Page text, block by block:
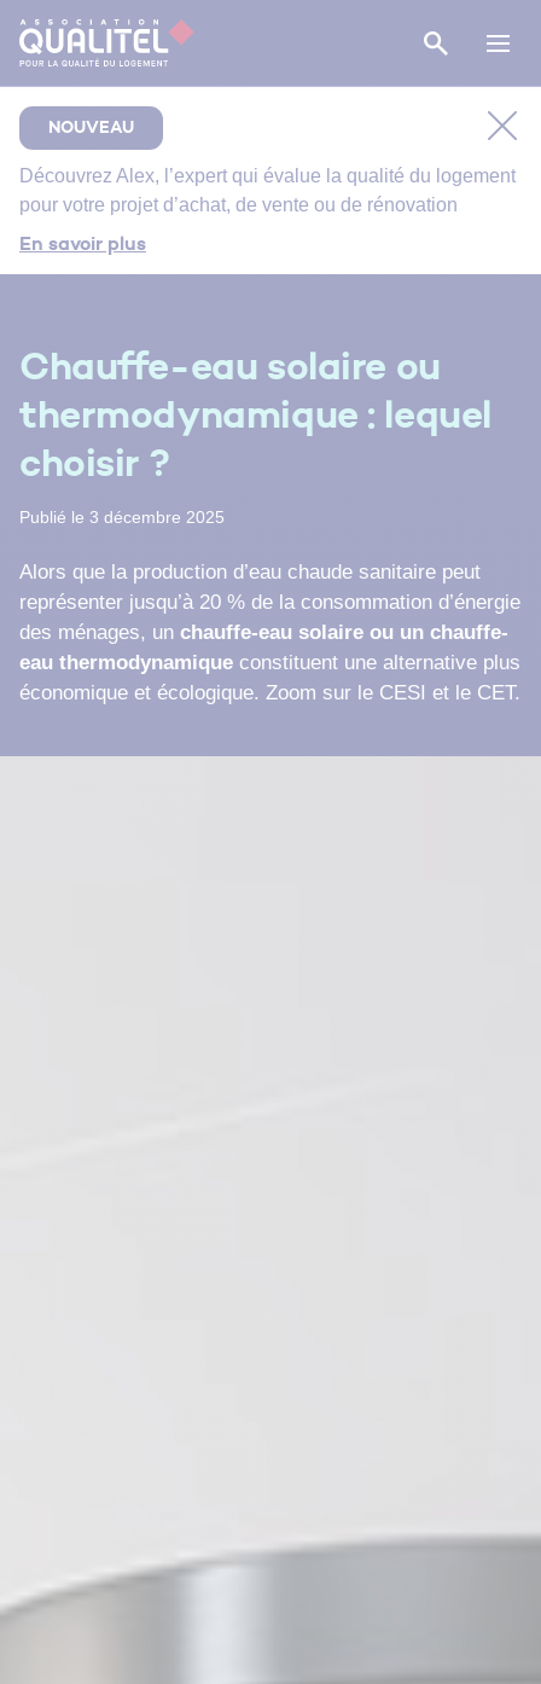
Comment bien suivre le chantier de rénovation de
votre salle de bain ?
retrouver ?
NOUVEAU
Découvrez Alex, l’expert qui évalue la qualité du logement
pour votre projet d’achat, de vente ou de rénovation
En savoir plus
Chauffe-eau solaire ou
thermodynamique : lequel
choisir ?
Publié le 3 décembre 2025
Alors que la production d’eau chaude sanitaire peut
représenter jusqu’à 20 % de la consommation d’énergie
des ménages, un chauffe-eau solaire ou un chauffe-
eau thermodynamique constituent une alternative plus
économique et écologique. Zoom sur le CESI et le CET.